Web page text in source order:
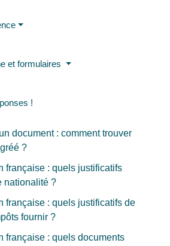
et formulaires
!
document : comment trouver
?
française : quels justificatifs
nationalité ?
française : quels justificatifs de
fournir ?
française : quels documents